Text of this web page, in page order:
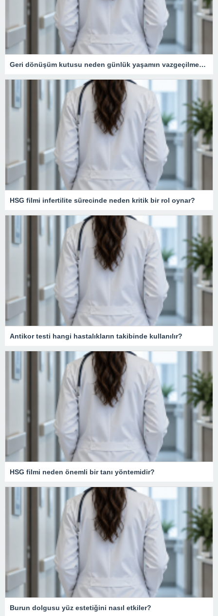
Geri dönüşüm kutusu neden günlük yaşamın vazgeçilmezidir?
HSG filmi infertilite sürecinde neden kritik bir rol oynar?
Antikor testi hangi hastalıkların takibinde kullanılır?
HSG filmi neden önemli bir tanı yöntemidir?
Burun dolgusu yüz estetiğini nasıl etkiler?